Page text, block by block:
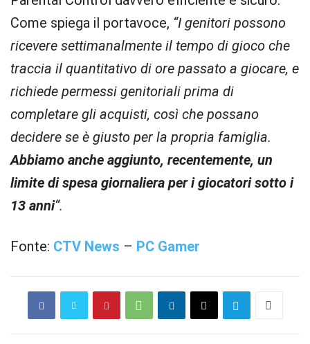
Come spiega il portavoce, “I genitori possono
ricevere settimanalmente il tempo di gioco che
traccia il quantitativo di ore passato a giocare, e
richiede permessi genitoriali prima di
completare gli acquisti, così che possano
decidere se è giusto per la propria famiglia.
Abbiamo anche aggiunto, recentemente, un
limite di spesa giornaliera per i giocatori sotto i
13 anni“.
Fonte: CTV News – PC Gamer